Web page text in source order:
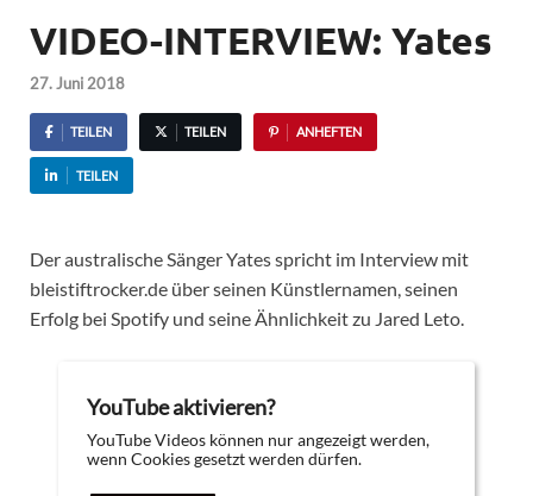
VIDEO-INTERVIEW: Yates
27. Juni 2018
TEILEN TEILEN ANHEFTEN
TEILEN
Der australische Sänger Yates spricht im Interview mit
bleistiftrocker.de über seinen Künstlernamen, seinen
Erfolg bei Spotify und seine Ähnlichkeit zu Jared Leto.
YouTube aktivieren?
YouTube Videos können nur angezeigt werden,
wenn Cookies gesetzt werden dürfen.